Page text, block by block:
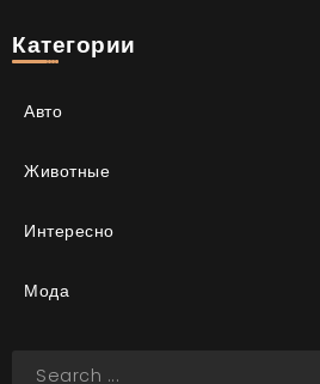
Категории
Авто
Животные
Интересно
Мода